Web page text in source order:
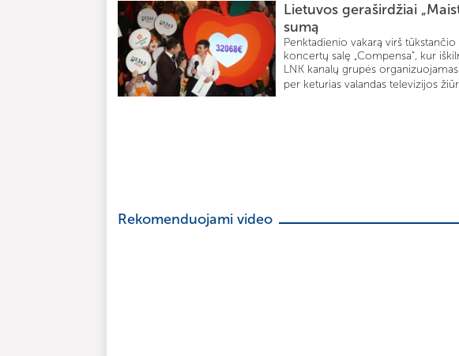
Lietuvos geraširdžiai
sumą
Penktadienio vakarą virš
koncertų salę „Compensa“, kur
LNK kanalų grupės
per keturias valandas televizijos
Rekomenduojami video